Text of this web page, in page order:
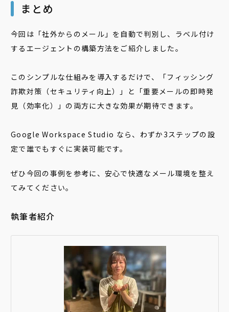
まとめ
今回は「社外からのメール」を自動で判別し、ラベル付け
するエージェントの構築方法をご紹介しました。
このシンプルな仕組みを導入するだけで、「フィッシング
詐欺対策（セキュリティ向上）」と「重要メールの即時発
見（効率化）」の両方に大きな効果が期待できます。
Google Workspace Studio なら、わずか3ステップの設
定で誰でもすぐに実装可能です。
ぜひ今回の事例を参考に、安心で快適なメール環境を整え
てみてください。
執筆者紹介